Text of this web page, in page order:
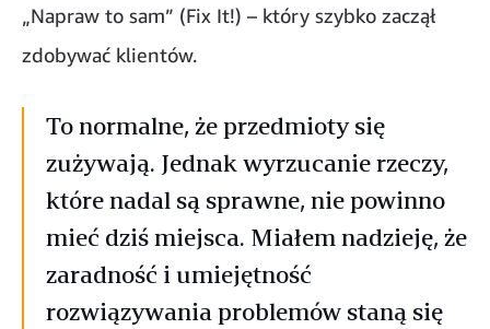
„Napraw to sam” (Fix It!) – który szybko zaczął
zdobywać klientów.
To normalne, że przedmioty się
zużywają. Jednak wyrzucanie rzeczy,
które nadal są sprawne, nie powinno
mieć dziś miejsca. Miałem nadzieję, że
zaradność i umiejętność
rozwiązywania problemów staną się